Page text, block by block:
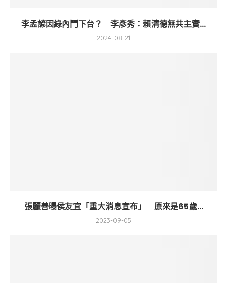
李孟諺因綠內鬥下台？ 李彥秀：賴清德無共主實...
2024-08-21
張麗善曝侯友宜「重大消息宣布」 原來是65歲...
2023-09-05